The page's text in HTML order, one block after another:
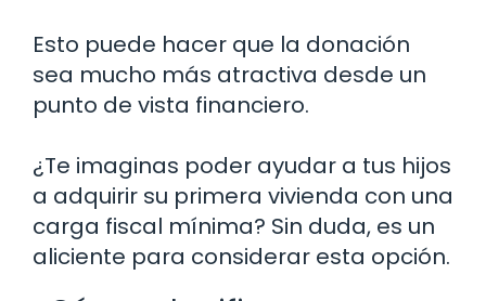
Esto puede hacer que la donación
sea mucho más atractiva desde un
punto de vista financiero.
¿Te imaginas poder ayudar a tus hijos
a adquirir su primera vivienda con una
carga fiscal mínima? Sin duda, es un
aliciente para considerar esta opción.